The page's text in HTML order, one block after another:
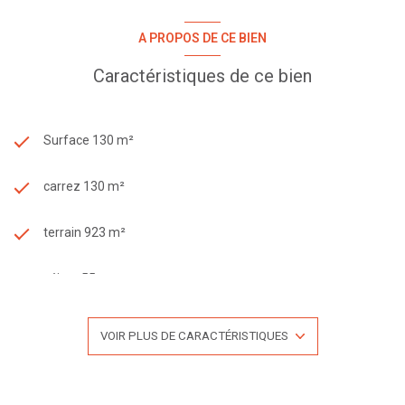
A PROPOS DE CE BIEN
Caractéristiques de ce bien
Surface 130 m²
carrez 130 m²
terrain 923 m²
séjour 55 m²
VOIR PLUS DE CARACTÉRISTIQUES